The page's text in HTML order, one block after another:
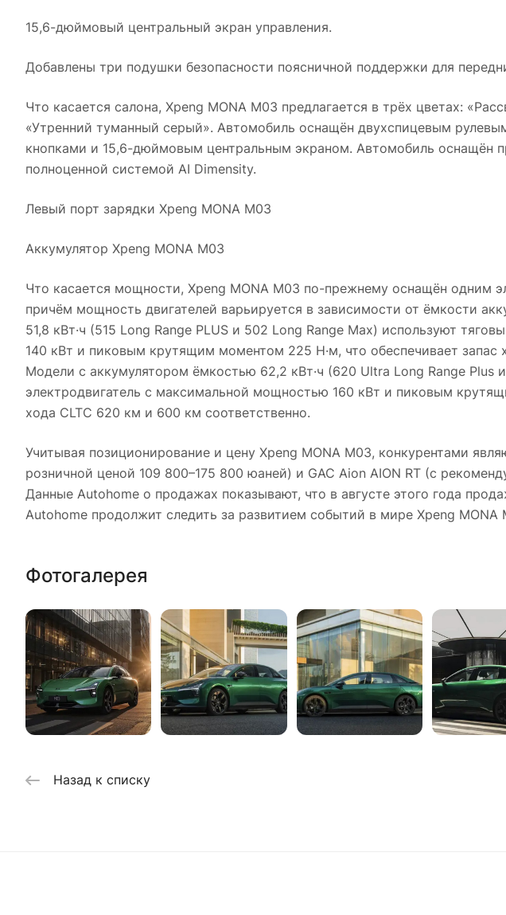
15,6-дюймовый центральный экран управления.
Добавлены три подушки безопасности поясничной поддержки для
Что касается салона, Xpeng MONA M03 предлагается в трёх цветах:
«Утренний туманный серый». Автомобиль оснащён двухспицевым
кнопками и 15,6-дюймовым центральным экраном. Автомобиль оснащён
полноценной системой AI Dimensity.
Левый порт зарядки Xpeng MONA M03
Аккумулятор Xpeng MONA M03
Что касается мощности, Xpeng MONA M03 по-прежнему оснащён одним
причём мощность двигателей варьируется в зависимости от ёмкости
51,8 кВт·ч (515 Long Range PLUS и 502 Long Range Max) используют
140 кВт и пиковым крутящим моментом 225 Н·м, что обеспечивает запас
Модели с аккумулятором ёмкостью 62,2 кВт·ч (620 Ultra Long Range Plus
электродвигатель с максимальной мощностью 160 кВт и пиковым
хода CLTC 620 км и 600 км соответственно.
Учитывая позиционирование и цену Xpeng MONA M03, конкурентами
розничной ценой 109 800–175 800 юаней) и GAC Aion AION RT (с
Данные Autohome о продажах показывают, что в августе этого года
Autohome продолжит следить за развитием событий в мире Xpeng MONA
Фотогалерея
Назад к списку